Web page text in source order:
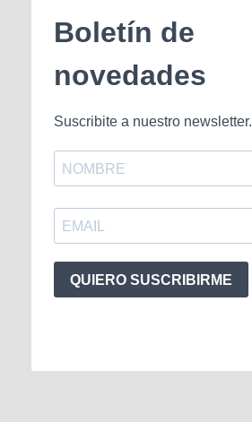
Boletín de
novedades
Suscribite a nuestro newsletter.
QUIERO SUSCRIBIRME